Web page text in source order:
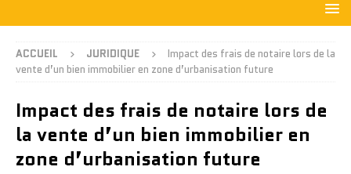
ACCUEIL JURIDIQUE
Impact des frais de notaire lors de la
vente d’un bien immobilier en zone d’urbanisation future
Impact des frais de notaire lors de
la vente d’un bien immobilier en
zone d’urbanisation future